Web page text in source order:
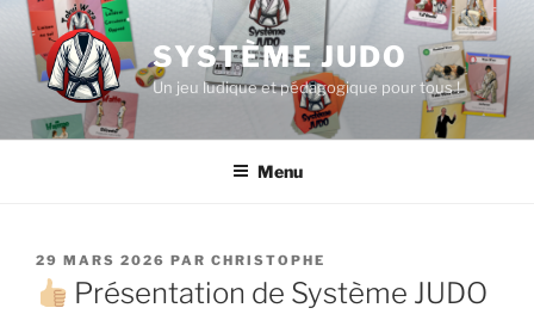
Aller
contenu
principal
SYSTÈME JUDO
Un jeu ludique et pédagogique pour tous !
Menu
PUBLIÉ
LE
29 MARS 2026 PAR CHRISTOPHE
Présentation de Système JUDO